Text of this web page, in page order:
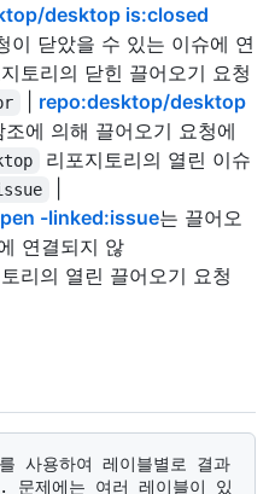
desktop is:closed
이 닫았을 수 있는 이슈에 연
토리의 닫힌 끌어오기 요청
repo:desktop/desktop
조에 의해 끌어오기 요청에
리포지토리의 열린 이슈
-linked:issue는 끌어오
연결되지 않
리의 열린 끌어오기 요청
문제에는 여러 레이블이 있